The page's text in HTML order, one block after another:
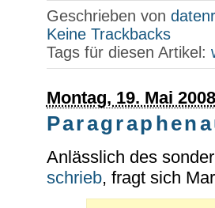
Geschrieben von
Keine Trackbacks
Tags für diesen Artikel:
Montag, 19. Mai 2008
Anlässlich des
schrieb, fragt sich